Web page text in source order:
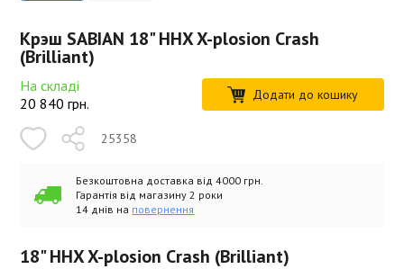
Крэш SABIAN 18" HHX X-plosion Crash
(Brilliant)
На складі
20 840 грн. Додати до кошику
25358
Безкоштовна доставка від 4000 грн.
Гарантія від магазину 2 роки
14 днів на повернення
18" HHX X-plosion Crash (Brilliant)